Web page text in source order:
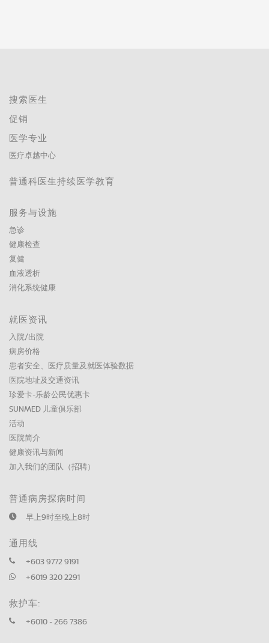
搜索医生
促销
医学专业
医疗卓越中心
普通科医生持续医学教育
服务与设施
急诊
健康检查
复健
血液透析
消化系统健康
就医资讯
入院/出院
病房价格
患者安全、医疗质量及就医体验数据
医院地址及交通资讯
珍爱卡-乐龄公民优惠卡
SUNMED 儿童俱乐部
活动
医院简介
健康资讯与新闻
加入我们的团队（招聘）
普通病房探病时间
早上9时至晚上8时
通用线
+603 9772 9191
+6019 320 2291
救护车:
+6010 - 266 7386